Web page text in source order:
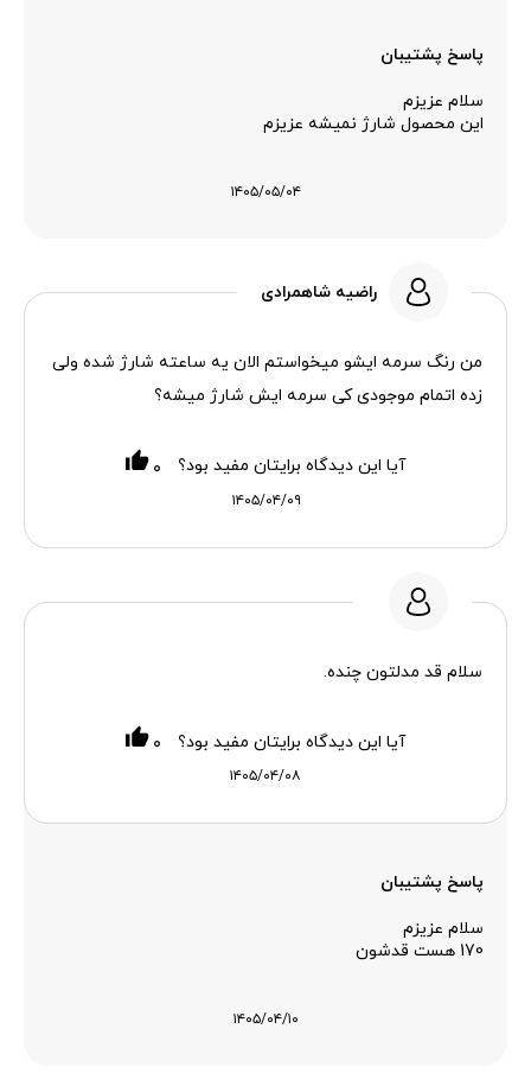
پاسخ پشتیبان
سلام عزیزم
این محصول شارژ نمیشه عزیزم
۱۴۰۵/۰۵/۰۴
راضیه شاهمرادی
من رنگ سرمه ایشو میخواستم الان یه ساعته شارژ شده ولی
زده اتمام موجودی کی سرمه ایش شارژ میشه؟
۱۴۰۵/۰۴/۰۹
آیا این دیدگاه برایتان مفید بود؟ ۰
سلام قد مدلتون چنده.
۱۴۰۵/۰۴/۰۸
آیا این دیدگاه برایتان مفید بود؟ ۰
پاسخ پشتیبان
سلام عزیزم
170 هست قدشون
۱۴۰۵/۰۴/۱۰